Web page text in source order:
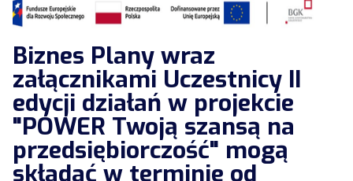
Biznes Plany wraz
załącznikami Uczestnicy II
edycji działań w projekcie
"POWER Twoją szansą na
przedsiębiorczość" mogą
składać w terminie od